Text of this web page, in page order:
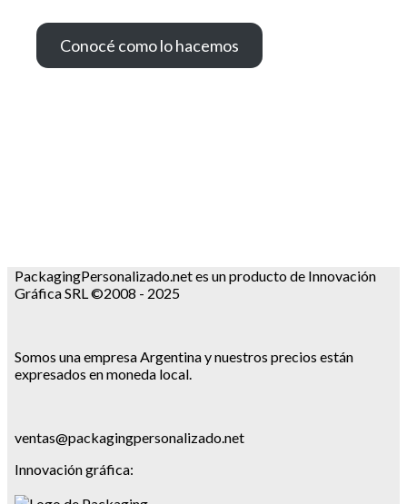
Conocé como lo hacemos
PackagingPersonalizado.net es un producto de Innovación
Gráfica SRL ©2008 - 2025
Somos una empresa Argentina y nuestros precios están
expresados en moneda local.
ventas@packagingpersonalizado.net
Innovación gráfica: